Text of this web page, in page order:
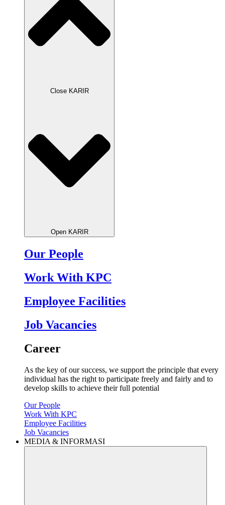
Close KARIR
Open KARIR
Our People
Work With KPC
Employee Facilities
Job Vacancies
Career
As the key of our success, we support the principle that every
individual has the right to participate freely and fairly and to
develop skills to achieve their full potential
Our People
Work With KPC
Employee Facilities
Job Vacancies
MEDIA & INFORMASI